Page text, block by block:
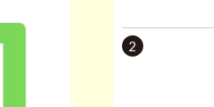
2